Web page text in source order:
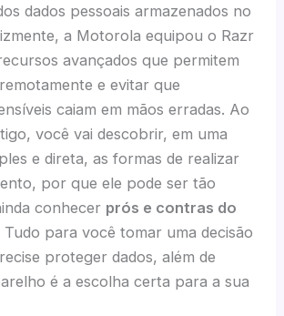
dados pessoais armazenados no
a Motorola equipou o Razr
avançados que permitem
e evitar que
caiam em mãos erradas. Ao
você vai descobrir, em uma
e direta, as formas de realizar
por que ele pode ser tão
conhecer prós e contras do
Tudo para você tomar uma decisão
proteger dados, além de
é a escolha certa para a sua